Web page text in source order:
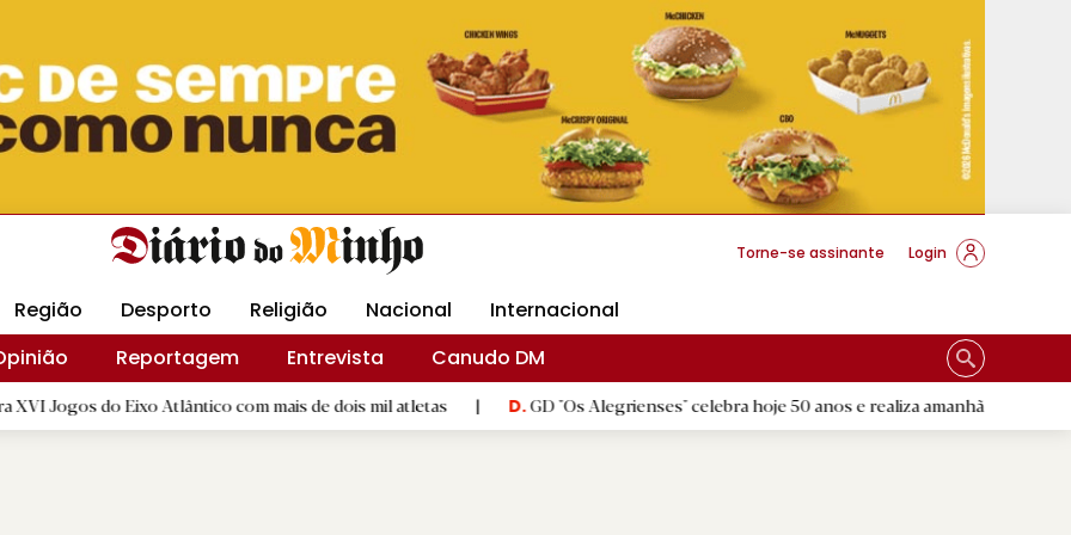
Revista Minha Gráfica DM Livraria DM Arquidiocese Braga
Torne-se assinante Login
Região Desporto Religião Nacional
Internacional
Reportagem Entrevista
Canudo DM
Eixo Atlântico com mais de dois mil atletas | D.GD "Os Alegrienses" celebra hoje 50 anos e realiza amanhã a festa comemorativa